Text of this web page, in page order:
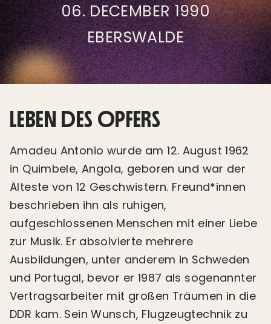
06. DECEMBER 1990
EBERSWALDE
LEBEN DES OPFERS
Amadeu Antonio wurde am 12. August 1962
in Quimbele, Angola, geboren und war der
Älteste von 12 Geschwistern. Freund*innen
beschrieben ihn als ruhigen,
aufgeschlossenen Menschen mit einer Liebe
zur Musik. Er absolvierte mehrere
Ausbildungen, unter anderem in Schweden
und Portugal, bevor er 1987 als sogenannter
Vertragsarbeiter mit großen Träumen in die
DDR kam. Sein Wunsch, Flugzeugtechnik zu